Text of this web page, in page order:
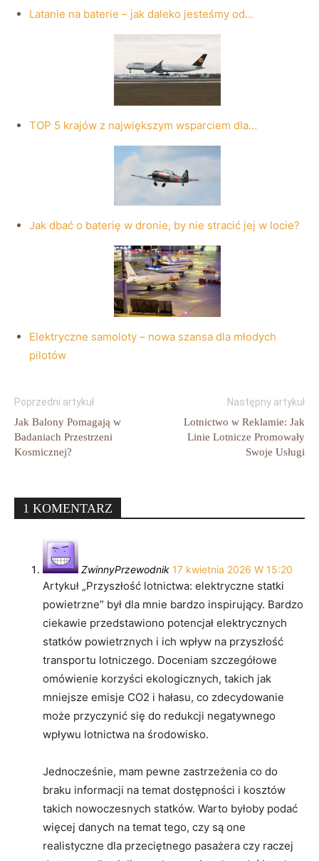
Latanie na baterie – jak daleko jesteśmy od…
TOP 5 krajów z największym wsparciem dla…
Jak dbać o baterię w dronie, by nie stracić jej w locie?
Elektryczne samoloty – nowa szansa dla młodych
pilotów
Poprzedni artykuł
Jak Balony Pomagają w
Badaniach Przestrzeni
Kosmicznej?
Następny artykuł
Lotnictwo w Reklamie: Jak
Linie Lotnicze Promowały
Swoje Usługi
1 KOMENTARZ
ZwinnyPrzewodnik 17 kwietnia 2026 W 15:20
Artykuł „Przyszłość lotnictwa: elektryczne statki
powietrzne” był dla mnie bardzo inspirujący. Bardzo
ciekawie przedstawiono potencjał elektrycznych
statków powietrznych i ich wpływ na przyszłość
transportu lotniczego. Doceniam szczegółowe
omówienie korzyści ekologicznych, takich jak
mniejsze emisje CO2 i hałasu, co zdecydowanie
może przyczynić się do redukcji negatywnego
wpływu lotnictwa na środowisko.
Jednocześnie, mam pewne zastrzeżenia co do
braku informacji na temat dostępności i kosztów
takich nowoczesnych statków. Warto byłoby podać
więcej danych na temat tego, czy są one
realistyczne dla przeciętnego pasażera czy raczej